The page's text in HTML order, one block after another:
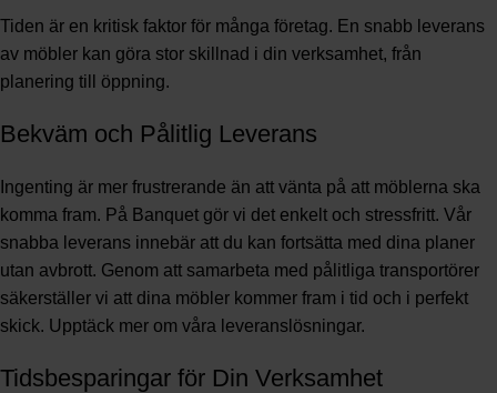
Tiden är en kritisk faktor för många företag. En snabb leverans
av möbler kan göra stor skillnad i din verksamhet, från
planering till öppning.
Bekväm och Pålitlig Leverans
Ingenting är mer frustrerande än att vänta på att möblerna ska
komma fram. På Banquet gör vi det enkelt och stressfritt. Vår
snabba leverans innebär att du kan fortsätta med dina planer
utan avbrott. Genom att samarbeta med pålitliga transportörer
säkerställer vi att dina möbler kommer fram i tid och i perfekt
skick. Upptäck mer om våra leveranslösningar.
Tidsbesparingar för Din Verksamhet